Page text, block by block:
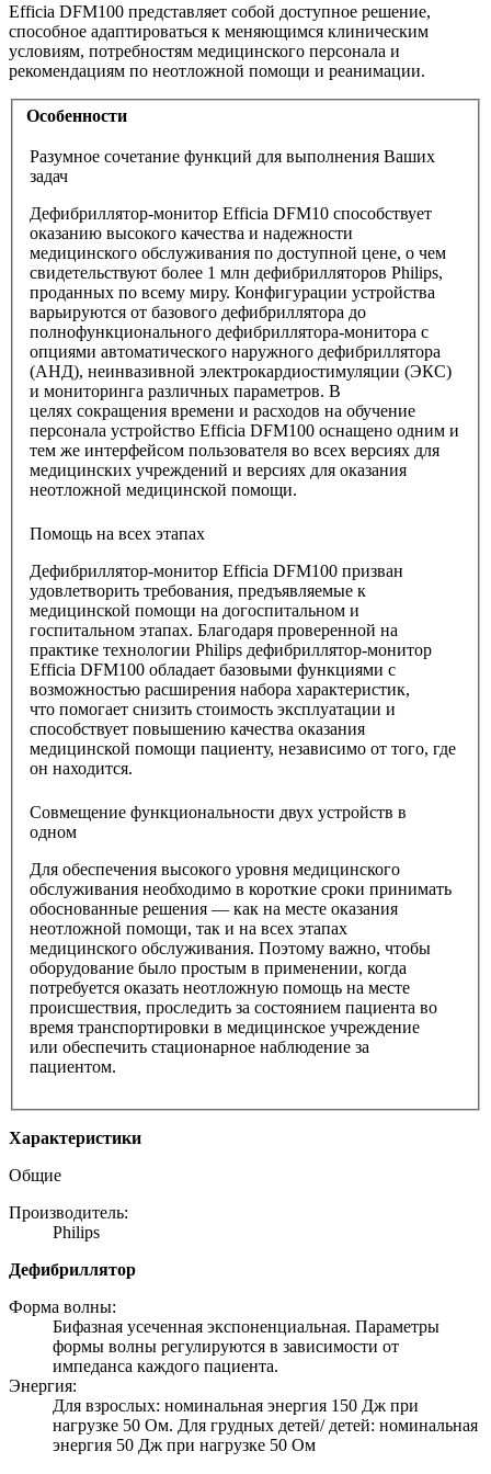
Efficia DFM100 представляет собой доступное решение,
способное адаптироваться к меняющимся клиническим
условиям, потребностям медицинского персонала и
рекомендациям по неотложной помощи и реанимации.
Особенности
Разумное сочетание функций для выполнения Ваших
задач
Дефибриллятор-монитор Efficia DFM10 способствует
оказанию высокого качества и надежности
медицинского обслуживания по доступной цене, о чем
свидетельствуют более 1 млн дефибрилляторов Philips,
проданных по всему миру. Конфигурации устройства
варьируются от базового дефибриллятора до
полнофункционального дефибриллятора-монитора с
опциями автоматического наружного дефибриллятора
(АНД), неинвазивной электрокардиостимуляции (ЭКС)
и мониторинга различных параметров. В
целях сокращения времени и расходов на обучение
персонала устройство Efficia DFM100 оснащено одним и
тем же интерфейсом пользователя во всех версиях для
медицинских учреждений и версиях для оказания
неотложной медицинской помощи.
Помощь на всех этапах
Дефибриллятор-монитор Efficia DFM100 призван
удовлетворить требования, предъявляемые к
медицинской помощи на догоспитальном и
госпитальном этапах. Благодаря проверенной на
практике технологии Philips дефибриллятор-монитор
Efficia DFM100 обладает базовыми функциями с
возможностью расширения набора характеристик,
что помогает снизить стоимость эксплуатации и
способствует повышению качества оказания
медицинской помощи пациенту, независимо от того, где
он находится.
Совмещение функциональности двух устройств в
одном
Для обеспечения высокого уровня медицинского
обслуживания необходимо в короткие сроки принимать
обоснованные решения — как на месте оказания
неотложной помощи, так и на всех этапах
медицинского обслуживания. Поэтому важно, чтобы
оборудование было простым в применении, когда
потребуется оказать неотложную помощь на месте
происшествия, проследить за состоянием пациента во
время транспортировки в медицинское учреждение
или обеспечить стационарное наблюдение за
пациентом.
Характеристики
Общие
Производитель:
Philips
Дефибриллятор
Форма волны:
Бифазная усеченная экспоненциальная. Параметры
формы волны регулируются в зависимости от
импеданса каждого пациента.
Энергия:
Для взрослых: номинальная энергия 150 Дж при
нагрузке 50 Ом. Для грудных детей/ детей: номинальная
энергия 50 Дж при нагрузке 50 Ом